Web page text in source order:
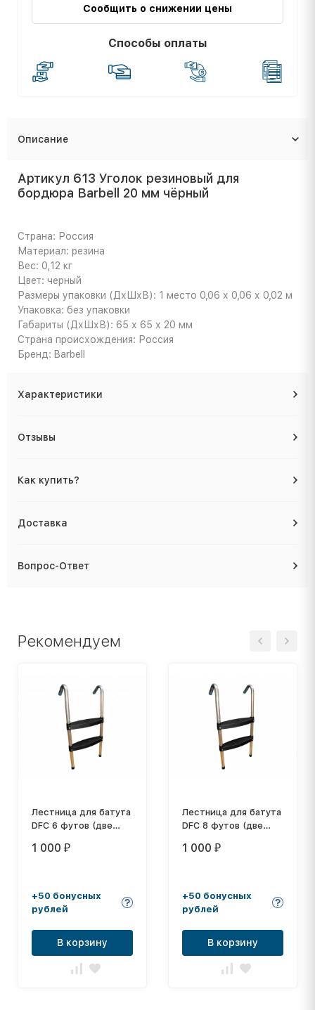
Сообщить о снижении цены
Способы оплаты
Описание
Артикул 613 Уголок резиновый для
бордюра Barbell 20 мм чёрный
Страна: Россия
Материал: резина
Вес: 0,12 кг
Цвет: черный
Размеры упаковки (ДхШхВ): 1 место 0,06 х 0,06 х 0,02 м
Упаковка: без упаковки
Габариты (ДхШхВ): 65 х 65 х 20 мм
Страна происхождения: Россия
Бренд: Barbell
Характеристики
Отзывы
Как купить?
Доставка
Вопрос-Ответ
Рекомендуем
Лестница для батута
DFC 6 футов (две
1 000 ₽
+50 бонусных
рублей
В корзину
Лестница для батута
DFC 8 футов (две
1 000 ₽
+50 бонусных
рублей
В корзину